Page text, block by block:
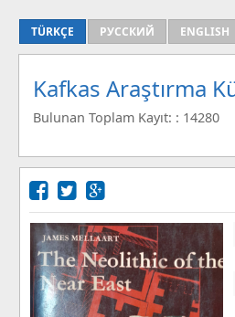
TÜRKÇE РУССКИЙ ENGLISH
Kafkas Araştırma
Bulunan Toplam Kayıt: : 14280